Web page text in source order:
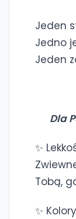
Jeden
Jedno
Jeden
Dla
✨
Tobą,
✨